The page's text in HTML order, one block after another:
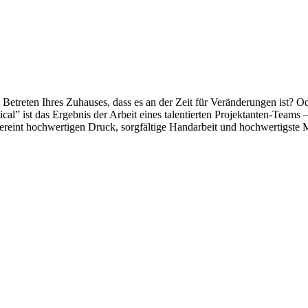
Ihres Zuhauses, dass es an der Zeit für Veränderungen ist?
ist das Ergebnis der Arbeit eines talentierten Projektanten-
hochwertigen Druck, sorgfältige Handarbeit und hochwertigste